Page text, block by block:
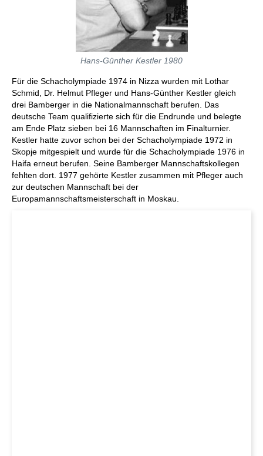
Hans-Günther Kestler 1980
Für die Schacholympiade 1974 in Nizza wurden mit Lothar
Schmid, Dr. Helmut Pfleger und Hans-Günther Kestler gleich
drei Bamberger in die Nationalmannschaft berufen. Das
deutsche Team qualifizierte sich für die Endrunde und belegte
am Ende Platz sieben bei 16 Mannschaften im Finalturnier.
Kestler hatte zuvor schon bei der Schacholympiade 1972 in
Skopje mitgespielt und wurde für die Schacholympiade 1976 in
Haifa erneut berufen. Seine Bamberger Mannschaftskollegen
fehlten dort. 1977 gehörte Kestler zusammen mit Pfleger auch
zur deutschen Mannschaft bei der
Europamannschaftsmeisterschaft in Moskau.